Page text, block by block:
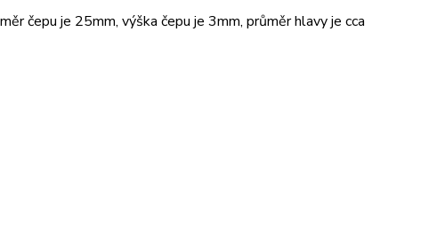
čepu je 25mm, výška čepu je 3mm, průměr hlavy je cca